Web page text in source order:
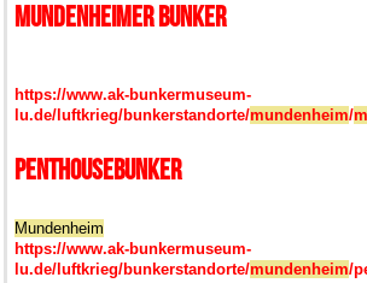
Mundenheimer Bunker
https://www.ak-bunkermuseum-
lu.de/luftkrieg/bunkerstandorte/mundenheim/
Penthousebunker
Mundenheim
https://www.ak-bunkermuseum-
lu.de/luftkrieg/bunkerstandorte/mundenheim/